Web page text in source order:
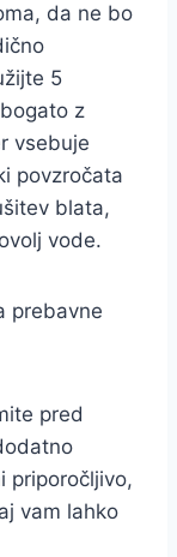
da ne bo
5
z
vsebuje
povzročata
blata,
vode.
prebavne
pred
priporočljivo,
vam lahko